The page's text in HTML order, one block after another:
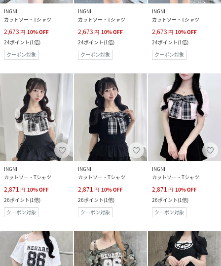
INGNI
カットソー・Tシャツ
2,673 円 10%OFF
24ポイント(1倍)
クーポン対象
INGNI
カットソー・Tシャツ
2,673 円 10%OFF
24ポイント(1倍)
クーポン対象
INGNI
カットソー・Tシャツ
2,673 円 10%OFF
24ポイント(1倍)
クーポン対象
INGNI
カットソー・Tシャツ
2,871 円 10%OFF
26ポイント(1倍)
クーポン対象
INGNI
カットソー・Tシャツ
2,871 円 10%OFF
26ポイント(1倍)
クーポン対象
INGNI
カットソー・Tシャツ
2,871 円 10%OFF
26ポイント(1倍)
クーポン対象